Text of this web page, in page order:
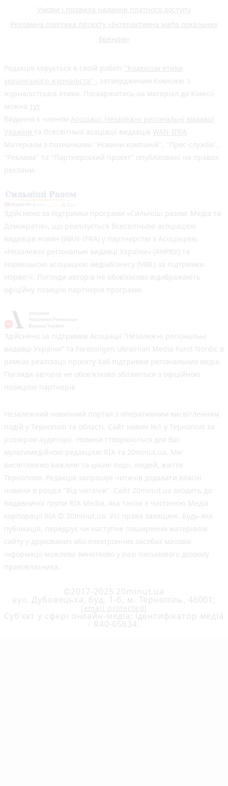
Умови і правила надання платного доступу
Рекламна політика проєкту «Інтерактивна мапа локальних
брендів»
Редакція керується в своїй роботі "Кодексом етики
українського журналіста"
, затвердженим Комісією з
журналістської етики. Поскаржитись на матеріал до Комісії
можна тут
Видання є членом Асоціації Незалежні регіональні видавці
України та Всесвітньої асоціації видавців WAN-IFRA
Матеріали з позначками "Новини компаній", "Прес-служба",
"Реклама" та "Партнерський проєкт" опубліковані на правах
реклами.
Здійснено за підтримки програми «Сильніші разом: Медіа та
Демократія», що реалізується Всесвітньою асоціацією
видавців новин (WAN-IFRA) у партнерстві з Асоціацією
«Незалежні регіональні видавці України» (АНРВУ) та
Норвезькою асоціацією медіабізнесу (MBL) за підтримки
Норвегії. Погляди авторів не обов’язково відображають
офіційну позицію партнерів програми.
Здійснено за підтримки Асоціації “Незалежні регіональні
видавці України” та Foreningen Ukrainian Media Fund Nordic в
рамках реалізації проєкту Хаб підтримки регіональних медіа.
Погляди авторів не обов'язково збігаються з офіційною
позицією партнерів
Незалежний новинний портал з оперативним висвітленням
подій у Тернополі та області. Сайт новин №1 у Тернополі за
розміром аудиторії. Новини створюються для Вас
мультимедійною редакцією RIA та 20minut.ua. Ми
висвітлюємо важливі та цікаві події, людей, життя
Тернополя. Редакція запрошує читачів додавати власні
новини в розділ "Від читачів". Сайт 20minut.ua входить до
видавничої групи RIA Media, яка також є частиною Медіа
корпорації RIA © 20minut.ua. Усі права захищені. Будь-яка
публiкацiя, передрук чи наступне поширення матеріалів
сайту у друкованих або електронних засобах масової
інформації можлива винятково у разі письмового дозволу
правовласника.
©2017-2025 20minut.ua
вул. Дубовецька, буд. 1-б, м. Тернопіль, 46001;
[email protected]
Cуб'єкт у сфері онлайн-медіа; ідентифікатор медіа
- R40-05634.